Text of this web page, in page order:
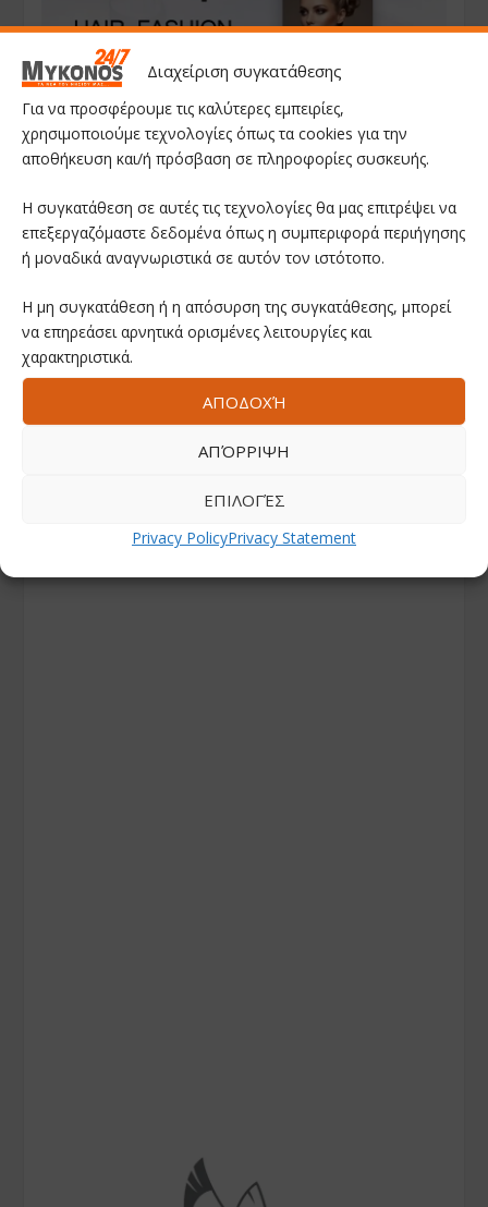
Διαχείριση συγκατάθεσης
Για να προσφέρουμε τις καλύτερες εμπειρίες,
χρησιμοποιούμε τεχνολογίες όπως τα cookies για την
αποθήκευση και/ή πρόσβαση σε πληροφορίες συσκευής.
Η συγκατάθεση σε αυτές τις τεχνολογίες θα μας επιτρέψει να
επεξεργαζόμαστε δεδομένα όπως η συμπεριφορά περιήγησης
ή μοναδικά αναγνωριστικά σε αυτόν τον ιστότοπο.
Η μη συγκατάθεση ή η απόσυρση της συγκατάθεσης, μπορεί
να επηρεάσει αρνητικά ορισμένες λειτουργίες και
χαρακτηριστικά.
ΑΠΟΔΟΧΉ
ΑΠΌΡΡΙΨΗ
ΕΠΙΛΟΓΈΣ
Privacy PolicyPrivacy Statement